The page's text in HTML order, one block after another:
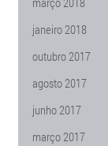
janeiro 2018
outubro 2017
agosto 2017
junho 2017
março 2017